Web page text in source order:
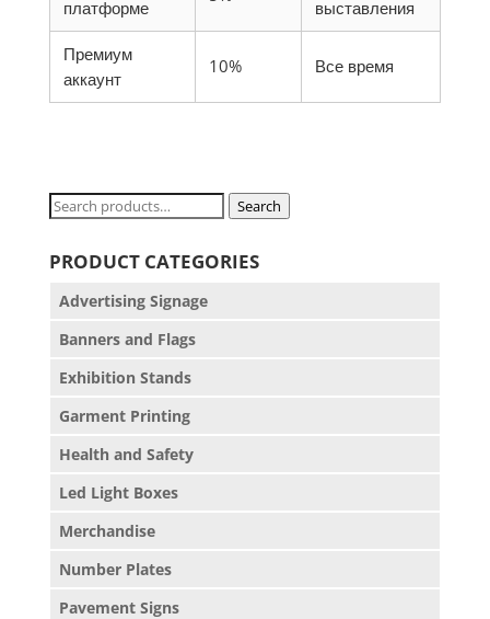
платформе выставления
Премиум
аккаунт
10% Все время
Search
Search
PRODUCT CATEGORIES
Advertising Signage
Banners and Flags
Exhibition Stands
Garment Printing
Health and Safety
Led Light Boxes
Merchandise
Number Plates
Pavement Signs